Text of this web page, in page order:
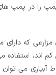
را در پمپ
مزارعی که
اند، استفاده
آبیاری می